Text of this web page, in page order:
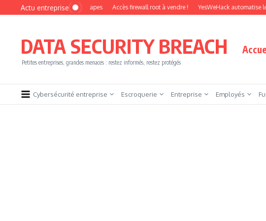
Aller au contenu
Actu entreprise
sans brûler les étapes Accès firewall root à vendre ! YesWeHack automatise le pentest
DATA SECURITY BREACH
Petites entreprises, grandes menaces : restez informés, restez protégés
Cybersécurité entreprise Escroquerie Entreprise Employés